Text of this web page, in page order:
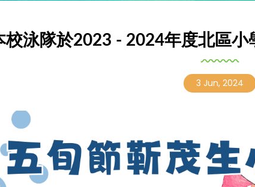
校泳隊於2023 - 2024年度北區小
3 Jun, 2024